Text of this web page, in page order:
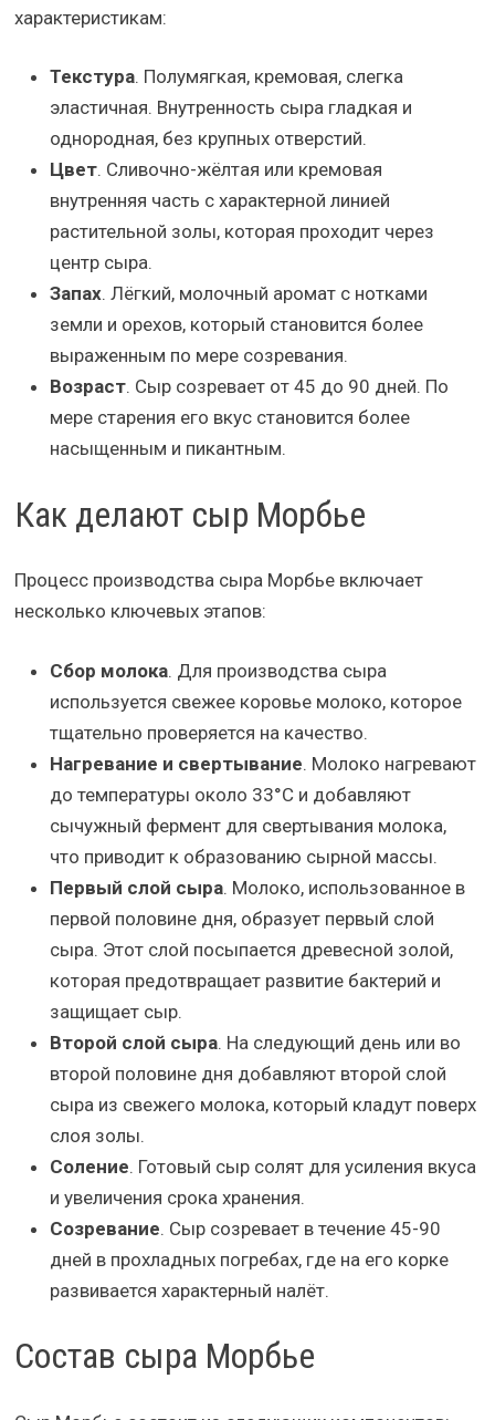
характеристикам:
Текстура. Полумягкая, кремовая, слегка
эластичная. Внутренность сыра гладкая и
однородная, без крупных отверстий.
Цвет. Сливочно-жёлтая или кремовая
внутренняя часть с характерной линией
растительной золы, которая проходит через
центр сыра.
Запах. Лёгкий, молочный аромат с нотками
земли и орехов, который становится более
выраженным по мере созревания.
Возраст. Сыр созревает от 45 до 90 дней. По
мере старения его вкус становится более
насыщенным и пикантным.
Как делают сыр Морбье
Процесс производства сыра Морбье включает
несколько ключевых этапов:
Сбор молока. Для производства сыра
используется свежее коровье молоко, которое
тщательно проверяется на качество.
Нагревание и свертывание. Молоко нагревают
до температуры около 33°C и добавляют
сычужный фермент для свертывания молока,
что приводит к образованию сырной массы.
Первый слой сыра. Молоко, использованное в
первой половине дня, образует первый слой
сыра. Этот слой посыпается древесной золой,
которая предотвращает развитие бактерий и
защищает сыр.
Второй слой сыра. На следующий день или во
второй половине дня добавляют второй слой
сыра из свежего молока, который кладут поверх
слоя золы.
Соление. Готовый сыр солят для усиления вкуса
и увеличения срока хранения.
Созревание. Сыр созревает в течение 45-90
дней в прохладных погребах, где на его корке
развивается характерный налёт.
Состав сыра Морбье